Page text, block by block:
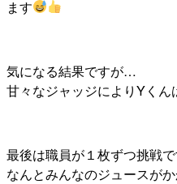
ます
気になる結果ですが…
甘々なジャッジによりYくん
最後は職員が１枚ずつ挑戦で
なんとみんなのジュースが